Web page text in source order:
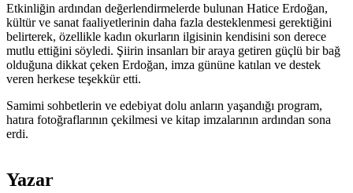
Etkinliğin ardından değerlendirmelerde bulunan Hatice Erdoğan,
kültür ve sanat faaliyetlerinin daha fazla desteklenmesi gerektiğini
belirterek, özellikle kadın okurların ilgisinin kendisini son derece
mutlu ettiğini söyledi. Şiirin insanları bir araya getiren güçlü bir bağ
olduğuna dikkat çeken Erdoğan, imza gününe katılan ve destek
veren herkese teşekkür etti.
Samimi sohbetlerin ve edebiyat dolu anların yaşandığı program,
hatıra fotoğraflarının çekilmesi ve kitap imzalarının ardından sona
erdi.
Yazar